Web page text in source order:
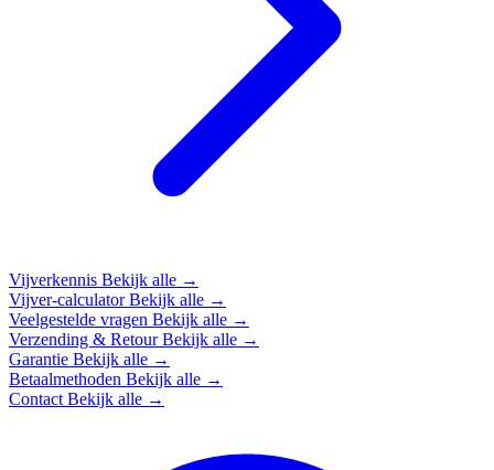
Vijverkennis Bekijk alle →
Vijver-calculatorBekijk alle →
Veelgestelde vragen Bekijk alle →
Verzending & RetourBekijk alle →
Garantie Bekijk alle →
Betaalmethoden Bekijk alle →
Contact Bekijk alle →